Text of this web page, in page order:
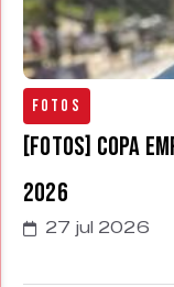
Fotos
[FOTOS] Copa
2026
27 jul 2026